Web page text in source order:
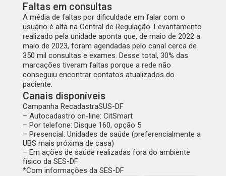
Faltas em consultas
A média de faltas por dificuldade em falar com o
usuário é alta na Central de Regulação. Levantamento
realizado pela unidade aponta que, de maio de 2022 a
maio de 2023, foram agendadas pelo canal cerca de
350 mil consultas e exames. Desse total, 30% das
marcações tiveram faltas porque a rede não
conseguiu encontrar contatos atualizados do
paciente.
Canais disponíveis
Campanha RecadastraSUS-DF
– Autocadastro on-line: CitSmart
– Por telefone: Disque 160, opção 5
– Presencial: Unidades de saúde (preferencialmente a
UBS mais próxima de casa)
– Em ações de saúde realizadas fora do ambiente
físico da SES-DF
*Com informações da SES-DF